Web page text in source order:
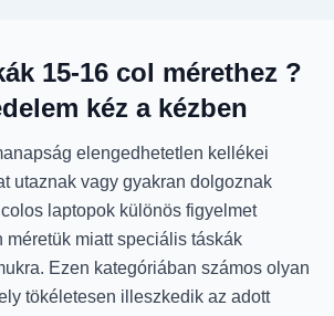
15-16 col mérethez ?
kéz a kézben
elengedhetetlen kellékei
utaznak vagy gyakran dolgoznak
laptopok különös figyelmet
méretük miatt speciális táskák
Ezen kategóriában számos olyan
tökéletesen illeszkedik az adott